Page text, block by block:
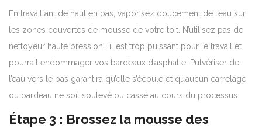
En travaillant de haut en bas, vaporisez doucement de l’eau sur
les zones couvertes de mousse de votre toit. N’utilisez pas de
nettoyeur haute pression : il est trop puissant pour le travail et
pourrait endommager vos bardeaux d’asphalte. Pulvériser de
l’eau vers le bas garantira qu’elle s’écoule et qu’aucun carrelage
ou bardeau ne soit soulevé ou cassé au cours du processus.
Étape 3 : Brossez la mousse des